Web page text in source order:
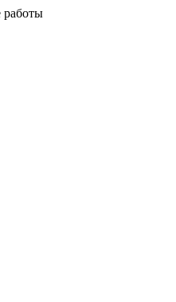
работы